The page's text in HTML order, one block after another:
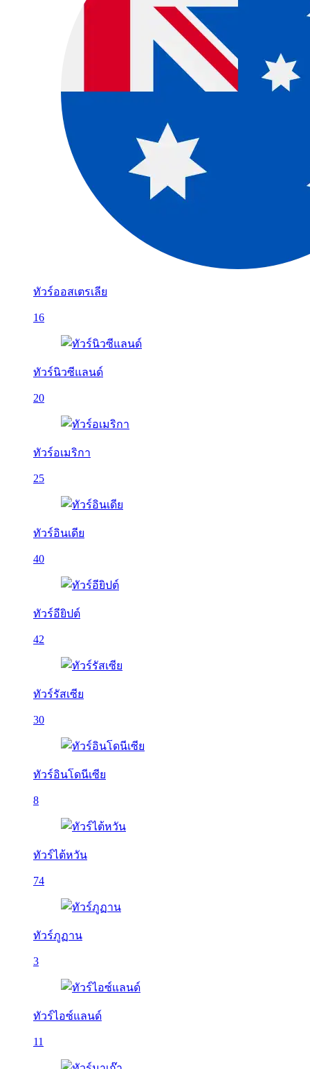
ทัวร์ออสเตรเลีย
16
ทัวร์นิวซีแลนด์
20
ทัวร์อเมริกา
25
ทัวร์อินเดีย
40
ทัวร์อียิปต์
42
ทัวร์รัสเซีย
30
ทัวร์อินโดนีเซีย
8
ทัวร์ไต้หวัน
74
ทัวร์ภูฏาน
3
ทัวร์ไอซ์แลนด์
11